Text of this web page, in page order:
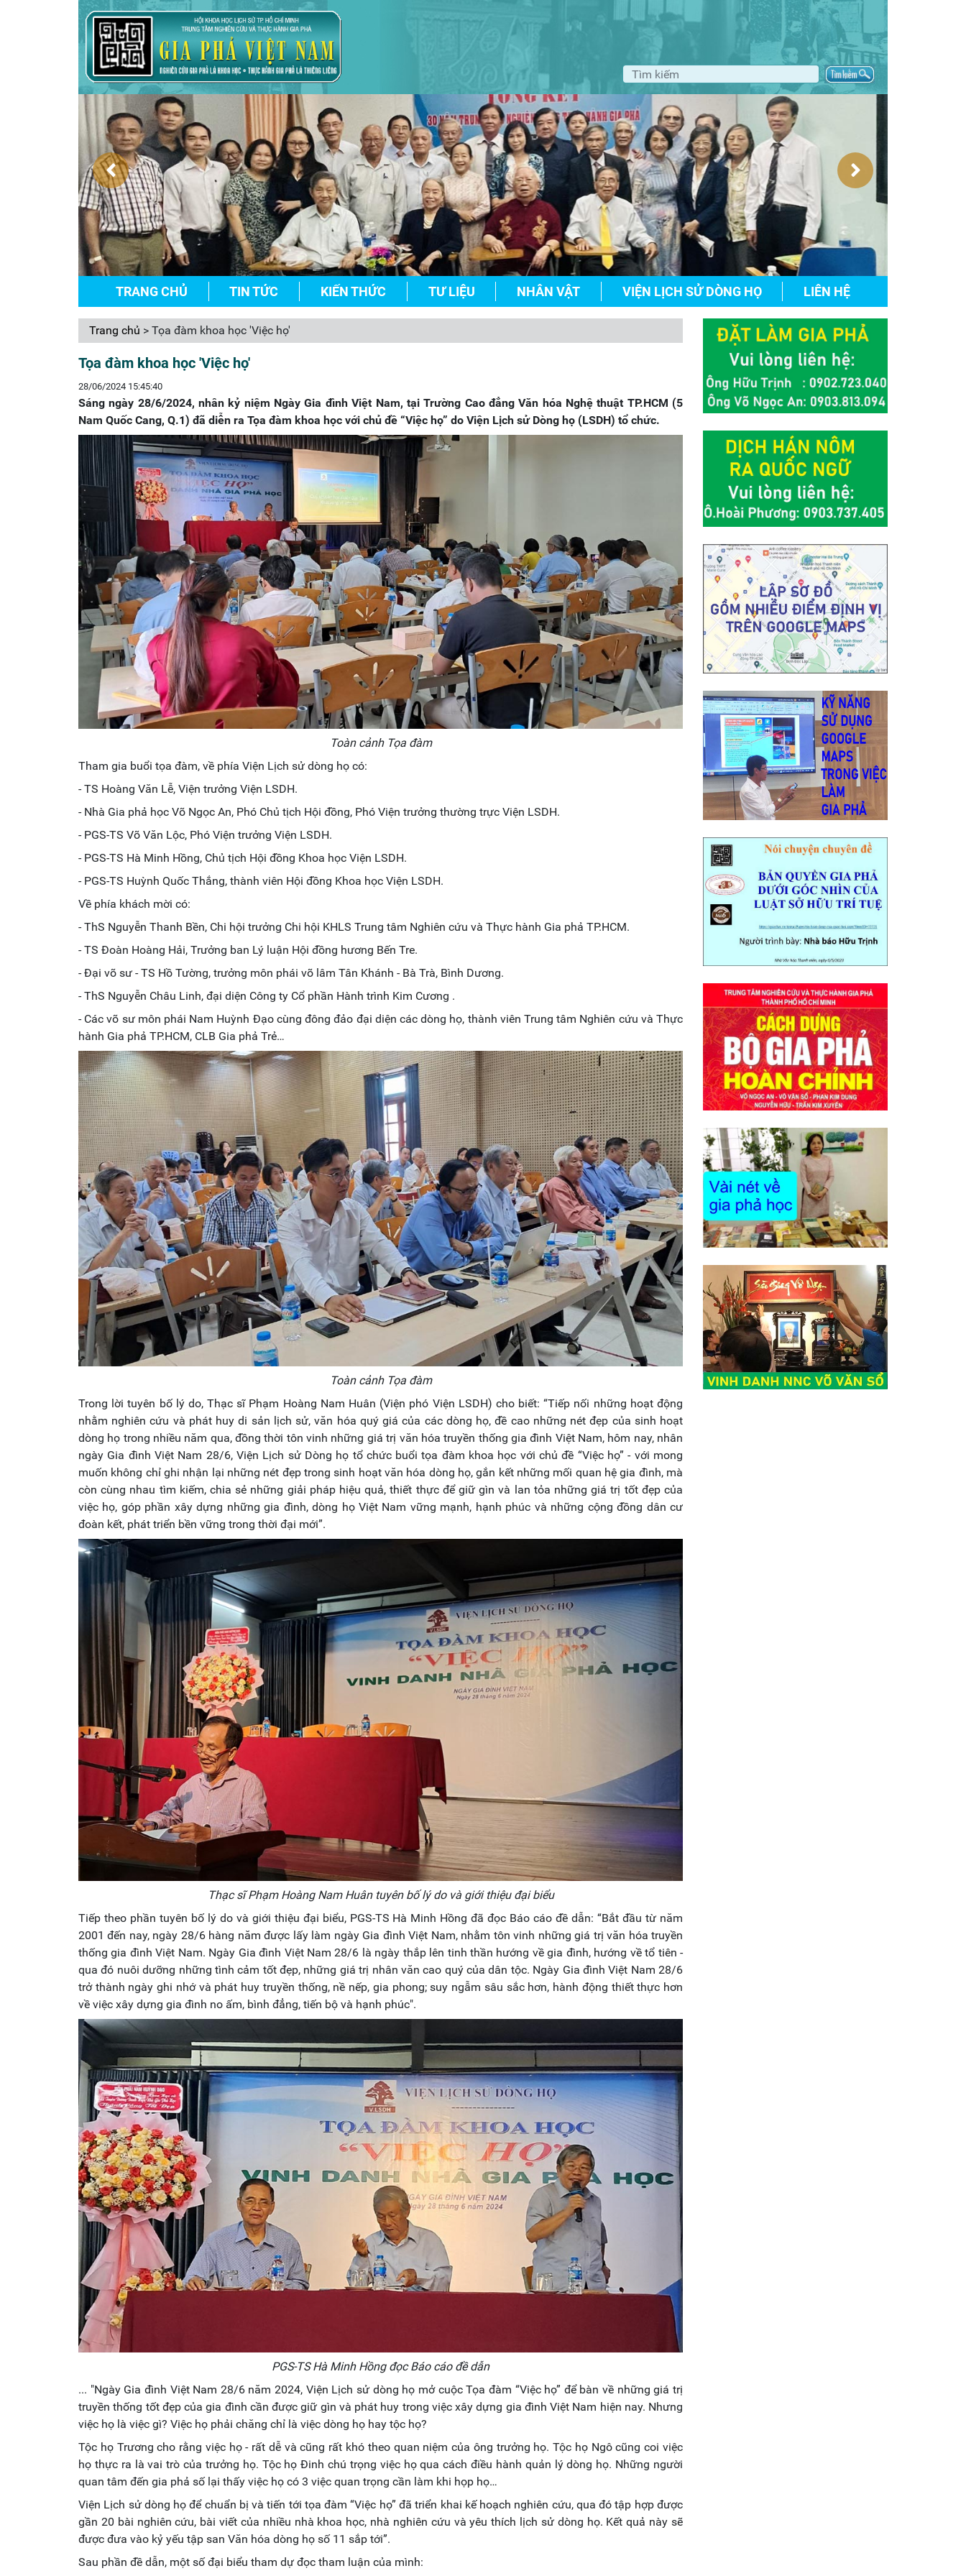
TRANG CHỦ TIN TỨC KIẾN THỨC TƯ LIỆU NHÂN VẬT VIỆN LỊCH SỬ DÒNG HỌ LIÊN HỆ
Trang chủ > Tọa đàm khoa học 'Việc họ'
Tọa đàm khoa học 'Việc họ'
28/06/2024 15:45:40
Sáng ngày 28/6/2024, nhân kỷ niệm Ngày Gia đình Việt Nam, tại Trường Cao đẳng Văn hóa Nghệ thuật TP.HCM (5
Nam Quốc Cang, Q.1) đã diễn ra Tọa đàm khoa học với chủ đề “Việc họ” do Viện Lịch sử Dòng họ (LSDH) tổ chức.
Toàn cảnh Tọa đàm
Tham gia buổi tọa đàm, về phía Viện Lịch sử dòng họ có:
- TS Hoàng Văn Lễ, Viện trưởng Viện LSDH.
- Nhà Gia phả học Võ Ngọc An, Phó Chủ tịch Hội đồng, Phó Viện trưởng thường trực Viện LSDH.
- PGS-TS Võ Văn Lộc, Phó Viện trưởng Viện LSDH.
- PGS-TS Hà Minh Hồng, Chủ tịch Hội đồng Khoa học Viện LSDH.
- PGS-TS Huỳnh Quốc Thắng, thành viên Hội đồng Khoa học Viện LSDH.
Về phía khách mời có:
- ThS Nguyễn Thanh Bền, Chi hội trưởng Chi hội KHLS Trung tâm Nghiên cứu và Thực hành Gia phả TP.HCM.
- TS Đoàn Hoàng Hải, Trưởng ban Lý luận Hội đồng hương Bến Tre.
- Đại võ sư - TS Hồ Tường, trưởng môn phái võ lâm Tân Khánh - Bà Trà, Bình Dương.
- ThS Nguyễn Châu Linh, đại diện Công ty Cổ phần Hành trình Kim Cương .
- Các võ sư môn phái Nam Huỳnh Đạo cùng đông đảo đại diện các dòng họ, thành viên Trung tâm Nghiên cứu và Thực
hành Gia phả TP.HCM, CLB Gia phả Trẻ…
Toàn cảnh Tọa đàm
Trong lời tuyên bố lý do, Thạc sĩ Phạm Hoàng Nam Huân (Viện phó Viện LSDH) cho biết: “Tiếp nối những hoạt động
nhằm nghiên cứu và phát huy di sản lịch sử, văn hóa quý giá của các dòng họ, đề cao những nét đẹp của sinh hoạt
dòng họ trong nhiều năm qua, đồng thời tôn vinh những giá trị văn hóa truyền thống gia đình Việt Nam, hôm nay, nhân
ngày Gia đình Việt Nam 28/6, Viện Lịch sử Dòng họ tổ chức buổi tọa đàm khoa học với chủ đề “Việc họ” - với mong
muốn không chỉ ghi nhận lại những nét đẹp trong sinh hoạt văn hóa dòng họ, gắn kết những mối quan hệ gia đình, mà
còn cùng nhau tìm kiếm, chia sẻ những giải pháp hiệu quả, thiết thực để giữ gìn và lan tỏa những giá trị tốt đẹp của
việc họ, góp phần xây dựng những gia đình, dòng họ Việt Nam vững mạnh, hạnh phúc và những cộng đồng dân cư
đoàn kết, phát triển bền vững trong thời đại mới”.
Thạc sĩ Phạm Hoàng Nam Huân tuyên bố lý do và giới thiệu đại biểu
Tiếp theo phần tuyên bố lý do và giới thiệu đại biểu, PGS-TS Hà Minh Hồng đã đọc Báo cáo đề dẫn: “Bắt đầu từ năm
2001 đến nay, ngày 28/6 hàng năm được lấy làm ngày Gia đình Việt Nam, nhằm tôn vinh những giá trị văn hóa truyền
thống gia đình Việt Nam. Ngày Gia đình Việt Nam 28/6 là ngày thắp lên tinh thần hướng về gia đình, hướng về tổ tiên -
qua đó nuôi dưỡng những tình cảm tốt đẹp, những giá trị nhân văn cao quý của dân tộc. Ngày Gia đình Việt Nam 28/6
trở thành ngày ghi nhớ và phát huy truyền thống, nề nếp, gia phong; suy ngẫm sâu sắc hơn, hành động thiết thực hơn
về việc xây dựng gia đình no ấm, bình đẳng, tiến bộ và hạnh phúc".
PGS-TS Hà Minh Hồng đọc Báo cáo đề dẫn
... "Ngày Gia đình Việt Nam 28/6 năm 2024, Viện Lịch sử dòng họ mở cuộc Tọa đàm “Việc họ” để bàn về những giá trị
truyền thống tốt đẹp của gia đình cần được giữ gìn và phát huy trong việc xây dựng gia đình Việt Nam hiện nay. Nhưng
việc họ là việc gì? Việc họ phải chăng chỉ là việc dòng họ hay tộc họ?
Tộc họ Trương cho rằng việc họ - rất dễ và cũng rất khó theo quan niệm của ông trưởng họ. Tộc họ Ngô cũng coi việc
họ thực ra là vai trò của trưởng họ. Tộc họ Đinh chú trọng việc họ qua cách điều hành quản lý dòng họ. Những người
quan tâm đến gia phả số lại thấy việc họ có 3 việc quan trọng cần làm khi họp họ…
Viện Lịch sử dòng họ để chuẩn bị và tiến tới tọa đàm “Việc họ” đã triển khai kế hoạch nghiên cứu, qua đó tập hợp được
gần 20 bài nghiên cứu, bài viết của nhiều nhà khoa học, nhà nghiên cứu và yêu thích lịch sử dòng họ. Kết quả này sẽ
được đưa vào kỷ yếu tập san Văn hóa dòng họ số 11 sắp tới”.
Sau phần đề dẫn, một số đại biểu tham dự đọc tham luận của mình: